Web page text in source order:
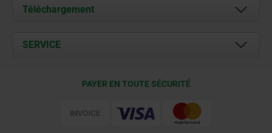
À propos de nous
Contact
Téléchargement
Documents
SERVICE
PAYER EN TOUTE SÉCURITÉ